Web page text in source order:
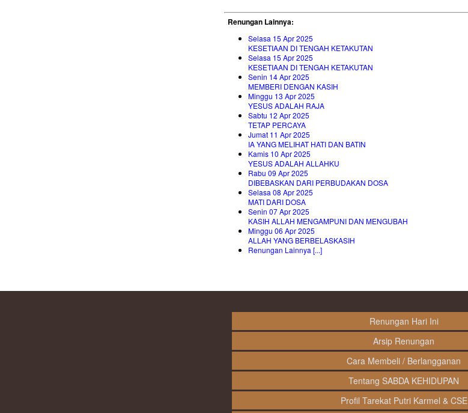
Renungan Lainnya:
Selasa 15 Apr 2025
KESETIAAN DI TENGAH KETAKUTAN
Selasa 15 Apr 2025
KESETIAAN DI TENGAH KETAKUTAN
Senin 14 Apr 2025
MEMBERI DENGAN KASIH
Minggu 13 Apr 2025
YESUS ADALAH RAJA
Sabtu 12 Apr 2025
TETAP PERCAYA
Jumat 11 Apr 2025
IA YANG MELIHAT HATI DAN BATIN
Kamis 10 Apr 2025
YESUS ADALAH ALLAHKU
Rabu 09 Apr 2025
DIBEBASKAN DARI PERBUDAKAN DOSA
Selasa 08 Apr 2025
MATI DARI DOSA
Senin 07 Apr 2025
KASIH ALLAH MENGAMPUNI DAN MENGUBAH
Minggu 06 Apr 2025
ALLAH YANG BERBELASKASIH
Renungan Lainnya [...]
Renungan Hari Ini
Arsip Renungan
Cara Membeli / Berlangganan
Tentang SABDA KEHIDUPAN
Profil Tarekat Putri Karmel & CSE